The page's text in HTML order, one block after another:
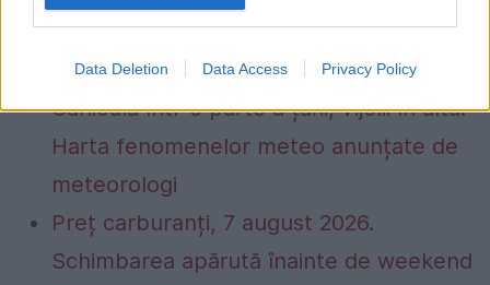
Data Deletion Data Access Privacy Policy
Caniculă într-o parte a țării, vijelii în alta.
Harta fenomenelor meteo anunțate de
meteorologi
Preț carburanți, 7 august 2026.
Schimbarea apărută înainte de weekend